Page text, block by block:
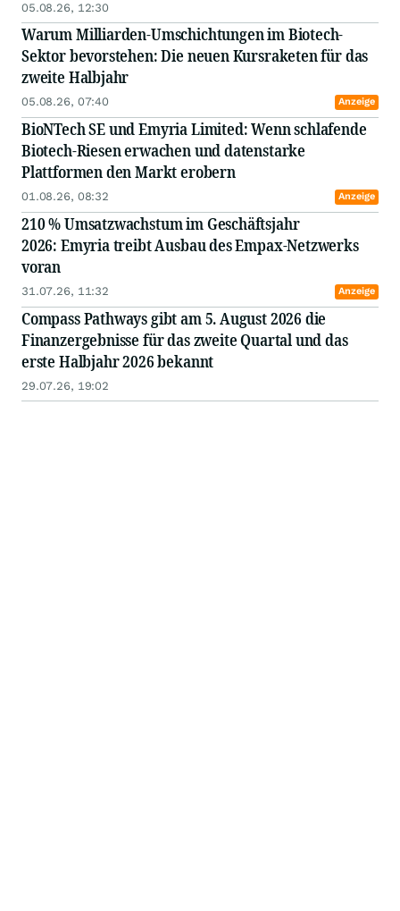
05.08.26, 12:30
Warum Milliarden-Umschichtungen im Biotech-
Sektor bevorstehen: Die neuen Kursraketen für das
zweite Halbjahr
05.08.26, 07:40 Anzeige
BioNTech SE und Emyria Limited: Wenn schlafende
Biotech-Riesen erwachen und datenstarke
Plattformen den Markt erobern
01.08.26, 08:32 Anzeige
210 % Umsatzwachstum im Geschäftsjahr
2026: Emyria treibt Ausbau des Empax-Netzwerks
voran
31.07.26, 11:32 Anzeige
Compass Pathways gibt am 5. August 2026 die
Finanzergebnisse für das zweite Quartal und das
erste Halbjahr 2026 bekannt
29.07.26, 19:02